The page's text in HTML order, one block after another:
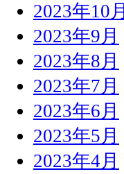
2023年10月
2023年9月
2023年8月
2023年7月
2023年6月
2023年5月
2023年4月